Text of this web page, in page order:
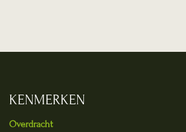
KENMERKEN
Overdracht